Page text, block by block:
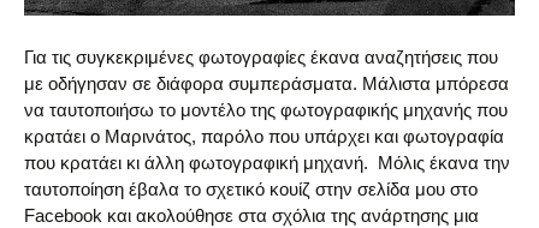
Για τις συγκεκριμένες φωτογραφίες έκανα αναζητήσεις που
με οδήγησαν σε διάφορα συμπεράσματα. Μάλιστα μπόρεσα
να ταυτοποιήσω το μοντέλο της φωτογραφικής μηχανής που
κρατάει ο Μαρινάτος, παρόλο που υπάρχει και φωτογραφία
που κρατάει κι άλλη φωτογραφική μηχανή. Μόλις έκανα την
ταυτοποίηση έβαλα το σχετικό κουίζ στην σελίδα μου στο
Facebook και ακολούθησε στα σχόλια της ανάρτησης μια